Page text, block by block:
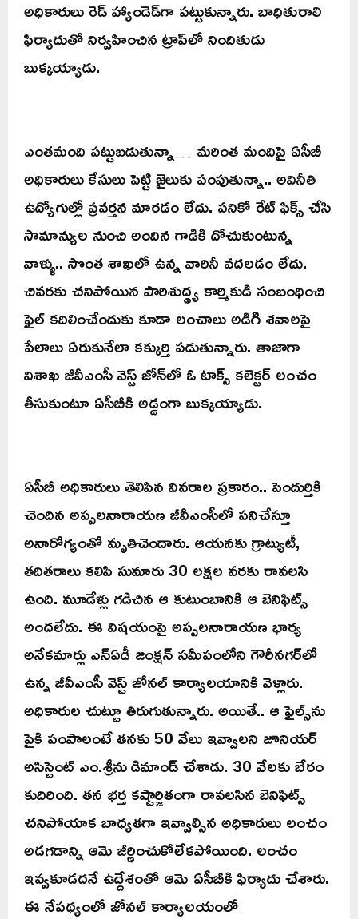
అధికారులు రెడ్ హ్యాండెడ్‌గా పట్టుకున్నారు. బాధితురాలి
ఫిర్యాదుతో నిర్వహించిన ట్రాప్‌లో నిందితుడు
బుక్కయ్యాడు.
ఎంతమంది పట్టుబడుతున్నా… మరింత మందిపై ఏసీబీ
అధికారులు కేసులు పెట్టి జైలుకు పంపుతున్నా.. అవినీతి
ఉద్యోగుల్లో ప్రవర్తన మారడం లేదు. పనికో రేట్ ఫిక్స్ చేసి
సామాన్యుల నుంచి అందిన గాడికి దోచుకుంటున్న
వాళ్ళు.. సొంత శాఖలో ఉన్న వారినీ వదలడం లేదు.
చివరకు చనిపోయిన పారిశుద్ధ్య కార్మికుడి సంబంధించి
ఫైల్ కదిలించేందుకు కూడా లంచాలు అడిగి శవాలపై
పేలాలు ఏరుకునేలా కక్కుర్తి పడుతున్నారు. తాజాగా
విశాఖ జీవీఎంసీ వెస్ట్ జోన్‌లో ఓ టాక్స్ కలెక్టర్ లంచం
తీసుకుంటూ ఏసీబీకి అడ్డంగా బుక్కయ్యాడు.
ఏసీబీ అధికారులు తెలిపిన వివరాల ప్రకారం.. పెందుర్తికి
చెందిన అప్పలనారాయణ జీవీఎంసీలో పనిచేస్తూ
అనారోగ్యంతో మృతిచెందారు. ఆయనకు గ్రాట్యుటీ,
తదితరాలు కలిపి సుమారు 30 లక్షల వరకు రావలసి
ఉంది. మూడేళ్లు గడిచిన ఆ కుటుంబానికి ఆ బెనిఫిట్స్
అందలేదు. ఈ విషయంపై అప్పలనారాయణ భార్య
అనేకమార్లు ఎన్‌ఏడీ జంక్షన్‌ సమీపంలోని గౌరీనగర్‌లో
ఉన్న జీవీఎంసీ వెస్ట్ జోనల్‌ కార్యాలయానికి వెళ్లారు.
అధికారుల చుట్టూ తిరుగుతున్నారు. అయితే.. ఆ ఫైల్స్‌ను
పైకి పంపాలంటే తనకు 50 వేలు ఇవ్వాలని జూనియర్‌
అసిస్టెంట్‌ ఎం.శ్రీను డిమాండ్‌ చేశాడు. 30 వేలకు బేరం
కుదిరింది. తన భర్త కష్టార్జితంగా రావలసిన బెనిఫిట్స్
చనిపోయాక బాధ్యతగా ఇవ్వాల్సిన అధికారులు లంచం
అడగడాన్ని ఆమె జీర్ణించుకోలేకపోయింది. లంచం
ఇవ్వకూడదనే ఉద్దేశంతో ఆమె ఏసీబీకి ఫిర్యాదు చేశారు.
ఈ నేపథ్యంలో జోనల్‌ కార్యాలయంలో